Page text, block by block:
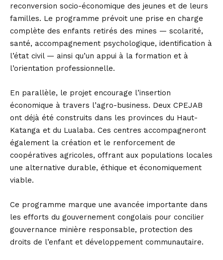
reconversion socio-économique des jeunes et de leurs
familles. Le programme prévoit une prise en charge
complète des enfants retirés des mines — scolarité,
santé, accompagnement psychologique, identification à
l’état civil — ainsi qu’un appui à la formation et à
l’orientation professionnelle.
En parallèle, le projet encourage l’insertion
économique à travers l’agro-business. Deux CPEJAB
ont déjà été construits dans les provinces du Haut-
Katanga et du Lualaba. Ces centres accompagneront
également la création et le renforcement de
coopératives agricoles, offrant aux populations locales
une alternative durable, éthique et économiquement
viable.
Ce programme marque une avancée importante dans
les efforts du gouvernement congolais pour concilier
gouvernance minière responsable, protection des
droits de l’enfant et développement communautaire.